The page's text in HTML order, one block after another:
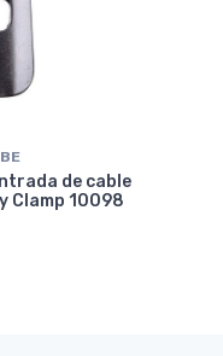
de cable
Clamp 10098